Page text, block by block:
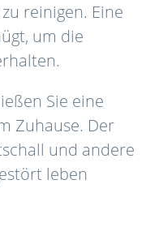
reinigen. Eine
um die
Sie eine
Zuhause. Der
und andere
leben